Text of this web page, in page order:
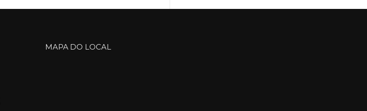
MAPA DO LOCAL